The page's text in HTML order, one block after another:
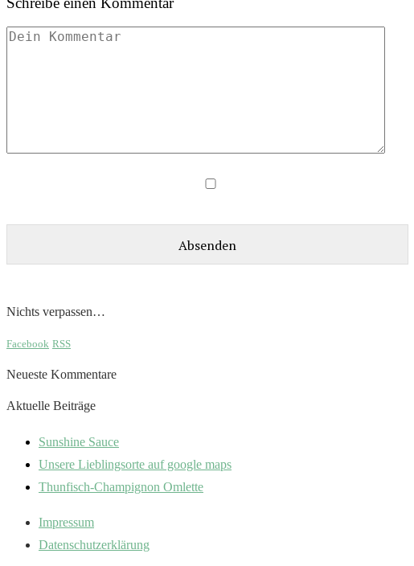
Nichts verpassen…
Facebook RSS
Neueste Kommentare
Aktuelle Beiträge
Sunshine Sauce
Unsere Lieblingsorte auf google maps
Thunfisch-Champignon Omlette
Impressum
Datenschutzerklärung